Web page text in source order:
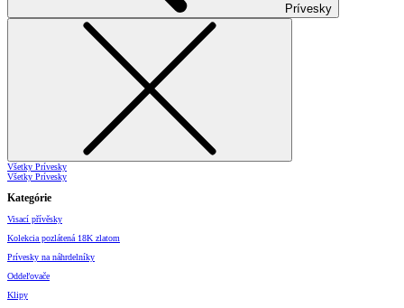
Prívesky
Všetky Prívesky
Všetky Prívesky
Kategórie
Visací přívěsky
Kolekcia pozlátená 18K zlatom
Prívesky na náhrdelníky
Oddeľovače
Klipy